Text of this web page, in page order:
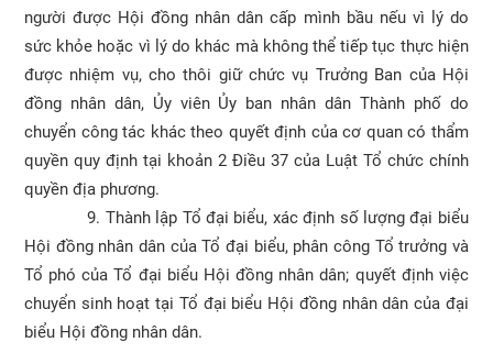
người được Hội đồng nhân dân cấp mình bầu nếu vì lý do
sức khỏe hoặc vì lý do khác mà không thể tiếp tục thực hiện
được nhiệm vụ, cho thôi giữ chức vụ Trưởng Ban của Hội
đồng nhân dân, Ủy viên Ủy ban nhân dân Thành phố do
chuyển công tác khác theo quyết định của cơ quan có thẩm
quyền quy định tại khoản 2 Điều 37 của Luật Tổ chức chính
quyền địa phương.
9. Thành lập Tổ đại biểu, xác định số lượng đại biểu
Hội đồng nhân dân của Tổ đại biểu, phân công Tổ trưởng và
Tổ phó của Tổ đại biểu Hội đồng nhân dân; quyết định việc
chuyển sinh hoạt tại Tổ đại biểu Hội đồng nhân dân của đại
biểu Hội đồng nhân dân.